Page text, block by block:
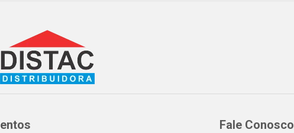
Fale Conosco